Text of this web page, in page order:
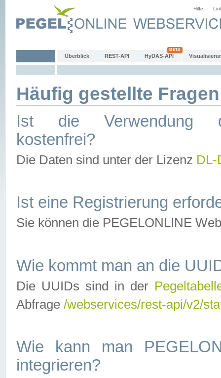
Hilfe
Überblick REST-API HyDAS-API
Häufig gestellte
Ist die Verwendung
kostenfrei?
Die Daten sind unter der Lizenz
Ist eine Registrierung
Sie können die PEGELONLINE
Wie kommt man an die
Die UUIDs sind in der
Abfrage /webservices/rest-api/v2/
Wie kann man
integrieren?